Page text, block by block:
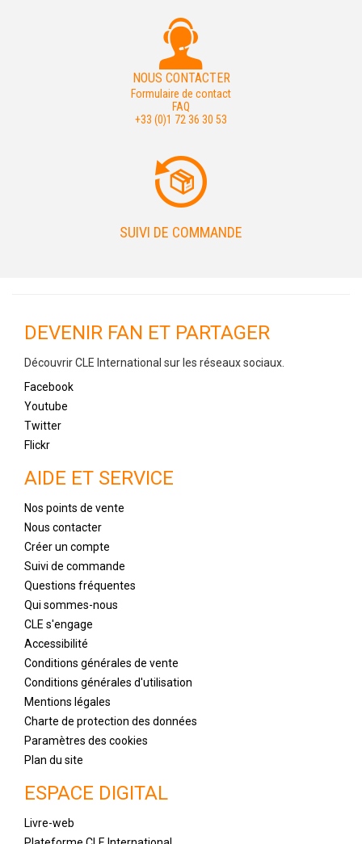
NOUS CONTACTER
Formulaire de contact
FAQ
+33 (0)1 72 36 30 53
SUIVI DE COMMANDE
DEVENIR FAN ET PARTAGER
Découvrir CLE International sur les réseaux sociaux.
Facebook
Youtube
Twitter
Flickr
AIDE ET SERVICE
Nos points de vente
Nous contacter
Créer un compte
Suivi de commande
Questions fréquentes
Qui sommes-nous
CLE s'engage
Accessibilité
Conditions générales de vente
Conditions générales d'utilisation
Mentions légales
Charte de protection des données
Paramètres des cookies
Plan du site
ESPACE DIGITAL
Livre-web